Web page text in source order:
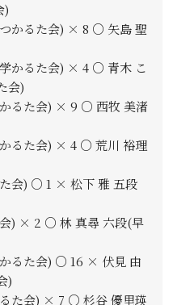
)
かるた会) × 8 ○ 矢島 聖
かるた会) × 4 ○ 青木 こ
会)
るた会) × 9 ○ 西牧 美渚
るた会) × 4 ○ 荒川 裕理
会) ○ 1 × 松下 雅 五段
) × 2 ○ 林 真尋 六段(早
るた会) ○ 16 × 伏見 由
)
た会) × 7 ○ 杉谷 優里瑛